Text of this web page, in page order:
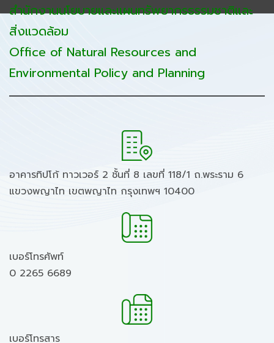
สำนักงานนโยบายและแผนทรัพยากรธรรมชาติและ
สิ่งแวดล้อม
Office of Natural Resources and
Environmental Policy and Planning
อาคารทิปโก้ ทาวเวอร์ 2 ชั้นที่ 8 เลขที่ 118/1 ถ.พระราม 6
แขวงพญาไท เขตพญาไท กรุงเทพฯ 10400
เบอร์โทรศัพท์
0 2265 6689
เบอร์โทรสาร